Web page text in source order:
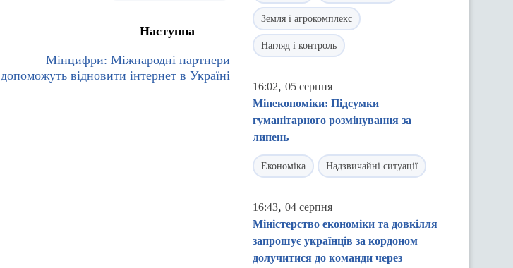
Наступна
Мінцифри: Міжнародні партнери
допоможуть відновити інтернет в Україні
Земля і агрокомплекс
Нагляд і контроль
16:02, 05 серпня
Мінекономіки: Підсумки
гуманітарного розмінування за
липень
Економіка Надзвичайні ситуації
16:43, 04 серпня
Міністерство економіки та довкілля
запрошує українців за кордоном
долучитися до команди через